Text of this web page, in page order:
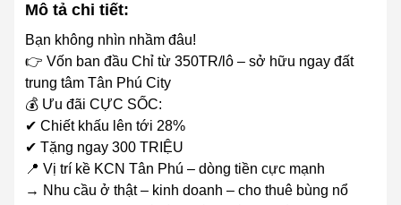
Mô tả chi tiết:
Bạn không nhìn nhầm đâu!
👉 Vốn ban đầu Chỉ từ 350TR/lô – sở hữu ngay đất
trung tâm Tân Phú City
💰 Ưu đãi CỰC SỐC:
✔ Chiết khấu lên tới 28%
✔ Tặng ngay 300 TRIỆU
📍 Vị trí kề KCN Tân Phú – dòng tiền cực mạnh
→ Nhu cầu ở thật – kinh doanh – cho thuê bùng nổ